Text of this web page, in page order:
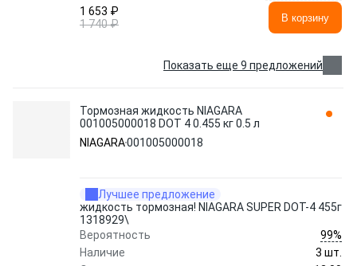
1 653 ₽
1 740 ₽
В корзину
Показать еще 9 предложений
Тормозная жидкость NIAGARA
001005000018 DOT 4 0.455 кг 0.5 л
NIAGARA001005000018
Лучшее предложение
жидкость тормозная! NIAGARA SUPER DOT-4 455г
1318929\
Вероятность
99%
Наличие
3 шт.